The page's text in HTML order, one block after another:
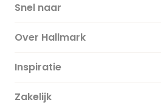
Snel naar
Over Hallmark
Over ons
Duurzaamheid
Inspiratie
Magazine
Zakelijk